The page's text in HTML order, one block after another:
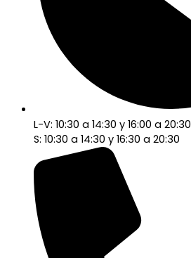
L-V: 10:30 a 14:30 y 16:00 a 20:30
S: 10:30 a 14:30 y 16:30 a 20:30